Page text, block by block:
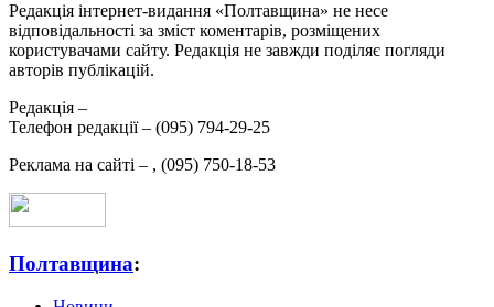
Редакція інтернет-видання «Полтавщина» не несе
відповідальності за зміст коментарів, розміщених
користувачами сайту. Редакція не завжди поділяє погляди
авторів публікацій.
Редакція –
Телефон редакції – (095) 794-29-25
Реклама на сайті – , (095) 750-18-53
Полтавщина: